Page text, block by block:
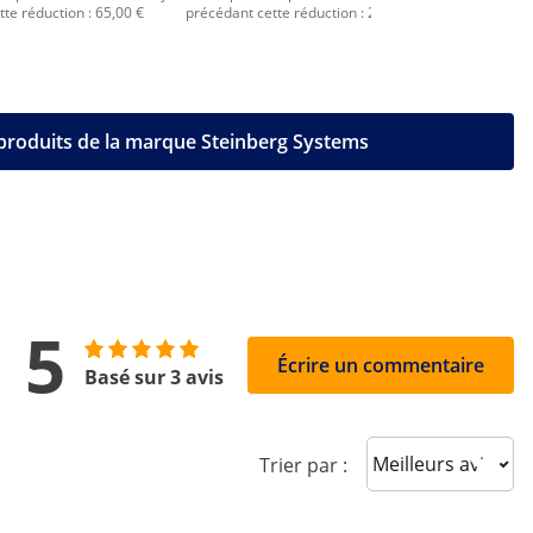
réduction : 65,00 €
précédant cette réduction : 28,00 €
de la marque Steinberg Systems
5 Basé sur 3 avis Écrire un commentaire
Trier par : Sort reviews